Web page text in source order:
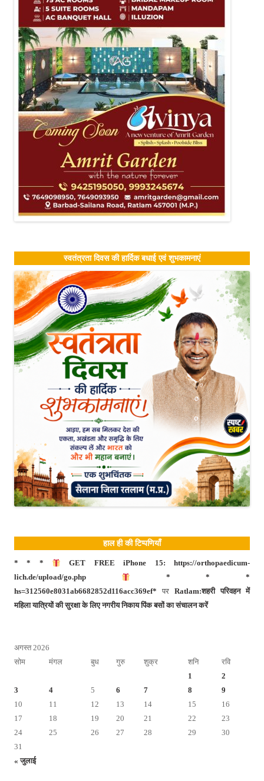
स्वतंत्रता दिवस की हार्दिक बधाई एवं शुभकामनाएं
हाल ही की टिप्पणियाँ
* * *
GET FREE iPhone 15: https://orthopaedicum-
lich.de/upload/go.php
* * *
hs=312560e8031ab6682852d116acc369ef* पर Ratlam:शहरी परिवहन में
महिला यात्रियों की सुरक्षा के लिए नगरीय निकाय पिंक बसों का संचालन करें
अगस्त 2026
सोम
मंगल बुध गुरु शुक्र शनि रवि
« जुलाई
1
2
3
4 5 6 7 8
9
10
11 12 13 14 15
16
17
18 19 20 21 22
23
24
25 26 27 28 29
30
31